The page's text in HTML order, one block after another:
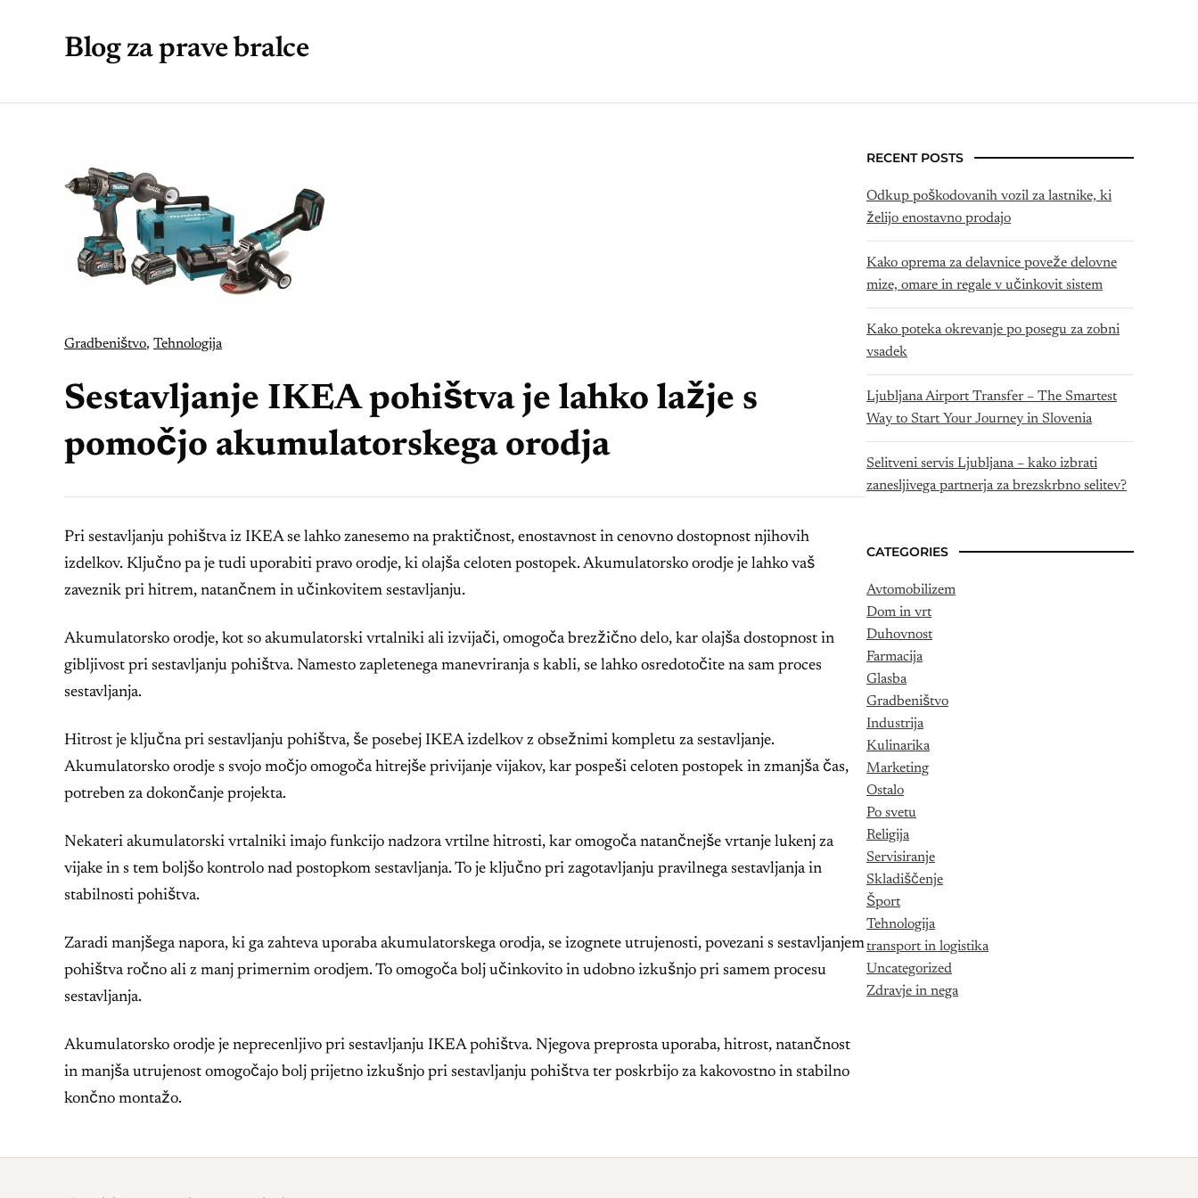
Blog za prave bralce
Gradbeništvo, Tehnologija
Sestavljanje IKEA pohištva je lahko lažje s
pomočjo akumulatorskega orodja
Pri sestavljanju pohištva iz IKEA se lahko zanesemo na praktičnost, enostavnost in cenovno dostopnost njihovih
izdelkov. Ključno pa je tudi uporabiti pravo orodje, ki olajša celoten postopek. Akumulatorsko orodje je lahko vaš
zaveznik pri hitrem, natančnem in učinkovitem sestavljanju.
Akumulatorsko orodje, kot so akumulatorski vrtalniki ali izvijači, omogoča brezžično delo, kar olajša dostopnost in
gibljivost pri sestavljanju pohištva. Namesto zapletenega manevriranja s kabli, se lahko osredotočite na sam proces
sestavljanja.
Hitrost je ključna pri sestavljanju pohištva, še posebej IKEA izdelkov z obsežnimi kompletu za sestavljanje.
Akumulatorsko orodje s svojo močjo omogoča hitrejše privijanje vijakov, kar pospeši celoten postopek in zmanjša čas,
potreben za dokončanje projekta.
Nekateri akumulatorski vrtalniki imajo funkcijo nadzora vrtilne hitrosti, kar omogoča natančnejše vrtanje lukenj za
vijake in s tem boljšo kontrolo nad postopkom sestavljanja. To je ključno pri zagotavljanju pravilnega sestavljanja in
stabilnosti pohištva.
Zaradi manjšega napora, ki ga zahteva uporaba akumulatorskega orodja, se izognete utrujenosti, povezani s sestavljanjem
pohištva ročno ali z manj primernim orodjem. To omogoča bolj učinkovito in udobno izkušnjo pri samem procesu
sestavljanja.
Akumulatorsko orodje je neprecenljivo pri sestavljanju IKEA pohištva. Njegova preprosta uporaba, hitrost, natančnost
in manjša utrujenost omogočajo bolj prijetno izkušnjo pri sestavljanju pohištva ter poskrbijo za kakovostno in stabilno
končno montažo.
RECENT POSTS
Odkup poškodovanih vozil za lastnike, ki
želijo enostavno prodajo
Kako oprema za delavnice poveže delovne
mize, omare in regale v učinkovit sistem
Kako poteka okrevanje po posegu za zobni
vsadek
Ljubljana Airport Transfer – The Smartest
Way to Start Your Journey in Slovenia
Selitveni servis Ljubljana – kako izbrati
zanesljivega partnerja za brezskrbno selitev?
CATEGORIES
Avtomobilizem
Dom in vrt
Duhovnost
Farmacija
Glasba
Gradbeništvo
Industrija
Kulinarika
Marketing
Ostalo
Po svetu
Religija
Servisiranje
Skladiščenje
Šport
Tehnologija
transport in logistika
Uncategorized
Zdravje in nega